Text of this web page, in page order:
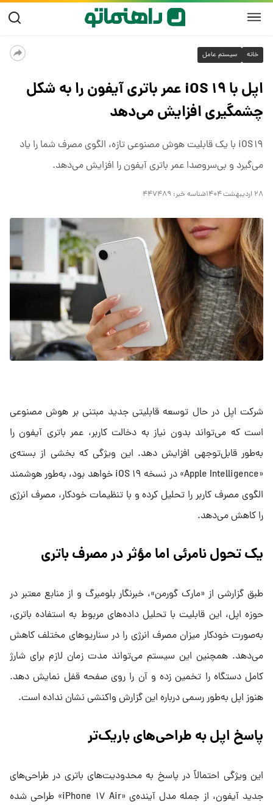
خانه سیستم عامل
اپل با iOS ۱۹ عمر باتری آیفون را به شکل
چشمگیری افزایش می‌دهد
iOS ۱۹ با یک قابلیت هوش مصنوعی تازه، الگوی مصرف شما را یاد
می‌گیرد و بی‌سروصدا عمر باتری آیفون را افزایش می‌دهد.
۲۸ اردیبهشت ۱۴۰۴ شناسه خبر: ۴۴۷۴۸۹
شرکت اپل در حال توسعه قابلیتی جدید مبتنی بر هوش مصنوعی
است که می‌تواند بدون نیاز به دخالت کاربر، عمر باتری آیفون را
به‌طور قابل‌توجهی افزایش دهد. این ویژگی که بخشی از بسته‌ی
«Apple Intelligence» در نسخه iOS ۱۹ خواهد بود، به‌طور هوشمند
الگوی مصرف کاربر را تحلیل کرده و با تنظیمات خودکار، مصرف انرژی
را کاهش می‌دهد.
یک تحول نامرئی اما مؤثر در مصرف باتری
طبق گزارشی از «مارک گورمن»، خبرنگار بلومبرگ و از منابع معتبر در
حوزه اپل، این قابلیت با تحلیل داده‌های مربوط به استفاده باتری،
به‌صورت خودکار میزان مصرف انرژی را در سناریوهای مختلف کاهش
می‌دهد. همچنین این سیستم می‌تواند مدت زمان لازم برای شارژ
کامل دستگاه را تخمین زده و آن را روی صفحه قفل نمایش دهد.
هنوز اپل به‌طور رسمی درباره این گزارش واکنشی نشان نداده است.
پاسخ اپل به طراحی‌های باریک‌تر
این ویژگی احتمالاً در پاسخ به محدودیت‌های باتری در طراحی‌های
جدید آیفون، از جمله مدل آینده‌ی «iPhone ۱۷ Air» طراحی شده